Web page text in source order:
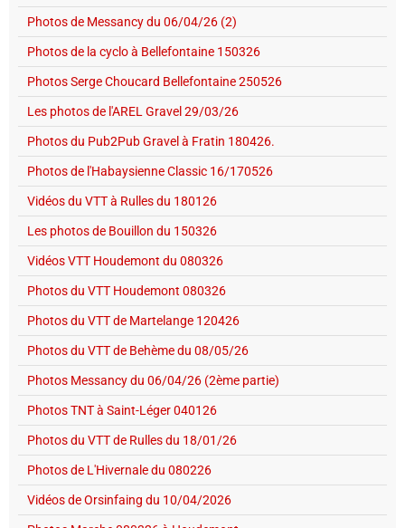
Photos de Messancy du 06/04/26 (2)
Photos de la cyclo à Bellefontaine 150326
Photos Serge Choucard Bellefontaine 250526
Les photos de l'AREL Gravel 29/03/26
Photos du Pub2Pub Gravel à Fratin 180426.
Photos de l'Habaysienne Classic 16/170526
Vidéos du VTT à Rulles du 180126
Les photos de Bouillon du 150326
Vidéos VTT Houdemont du 080326
Photos du VTT Houdemont 080326
Photos du VTT de Martelange 120426
Photos du VTT de Behème du 08/05/26
Photos Messancy du 06/04/26 (2ème partie)
Photos TNT à Saint-Léger 040126
Photos du VTT de Rulles du 18/01/26
Photos de L'Hivernale du 080226
Vidéos de Orsinfaing du 10/04/2026